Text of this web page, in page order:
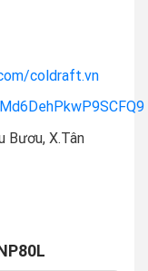
coldraft.vn
Bươu, X.Tân